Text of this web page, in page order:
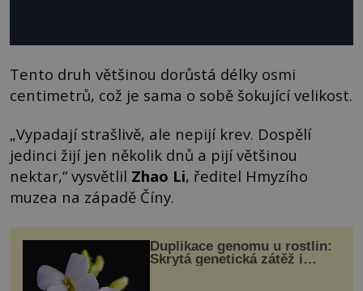
Tento druh většinou dorůstá délky osmi
centimetrů, což je sama o sobě šokující velikost.
„Vypadají strašlivě, ale nepijí krev. Dospělí
jedinci žijí jen několik dnů a pijí většinou
nektar,“ vysvětlil Zhao Li, ředitel Hmyzího
muzea na západě Číny.
Duplikace genomu u rostlin:
Skrytá genetická zátěž i